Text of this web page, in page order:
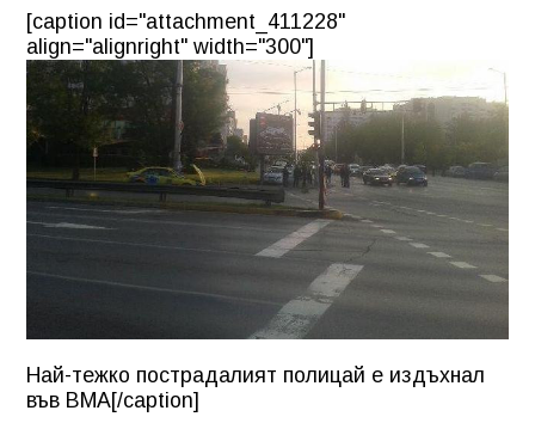
[caption id="attachment_411228"
align="alignright" width="300"]
Най-тежко пострадалият полицай е издъхнал
във ВМА[/caption]